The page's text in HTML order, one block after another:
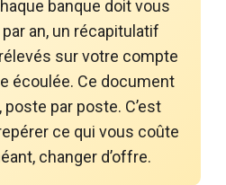
banque doit vous
an, un récapitulatif
sur votre compte
écoulée. Ce document
par poste. C’est
ce qui vous coûte
changer d’offre.